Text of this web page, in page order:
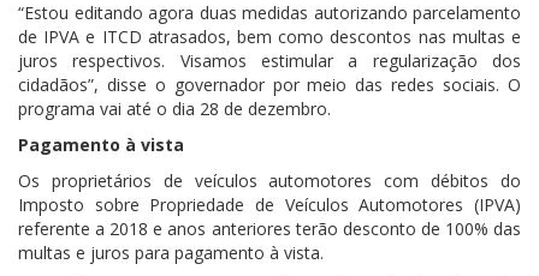
“Estou editando agora duas medidas autorizando parcelamento
de IPVA e ITCD atrasados, bem como descontos nas multas e
juros respectivos. Visamos estimular a regularização dos
cidadãos”, disse o governador por meio das redes sociais. O
programa vai até o dia 28 de dezembro.
Pagamento à vista
Os proprietários de veículos automotores com débitos do
Imposto sobre Propriedade de Veículos Automotores (IPVA)
referente a 2018 e anos anteriores terão desconto de 100% das
multas e juros para pagamento à vista.